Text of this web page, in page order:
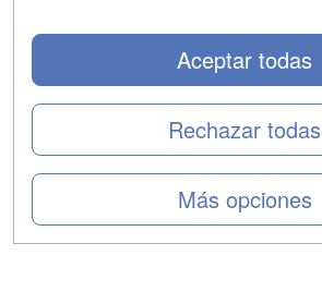
Más opciones
Rechazar todas
Aceptar todas